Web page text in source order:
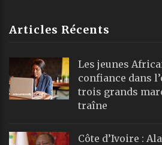
Articles Récents
Les jeunes
confiance dans
trois grands
traîne
Côte d’Ivoire :